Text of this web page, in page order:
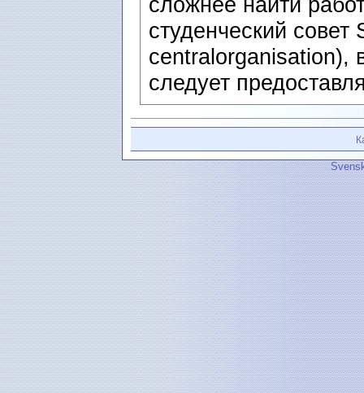
студенческий
centralorganisation),
следует